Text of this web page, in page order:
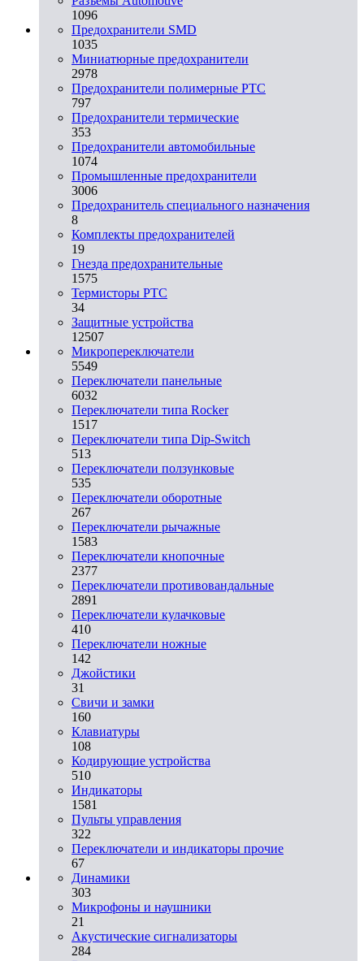
1096
Предохранители SMD
1035
Миниатюрные предохранители
2978
Предохранители полимерные PTC
797
Предохранители термические
353
Предохранители автомобильные
1074
Промышленные предохранители
3006
Предохранитель специального назначения
8
Комплекты предохранителей
19
Гнезда предохранительные
1575
Термисторы PTC
34
Защитные устройства
12507
Микропереключатели
5549
Переключатели панельные
6032
Переключатели типа Rocker
1517
Переключатели типа Dip-Switch
513
Переключатели ползунковые
535
Переключатели оборотные
267
Переключатели рычажные
1583
Переключатели кнопочные
2377
Переключатели противовандальные
2891
Переключатели кулачковые
410
Переключатели ножные
142
Джойстики
31
Свичи и замки
160
Клавиатуры
108
Кодирующие устройства
510
Индикаторы
1581
Пульты управления
322
Переключатели и индикаторы прочие
67
Динамики
303
Микрофоны и наушники
21
Акустические сигнализаторы
284